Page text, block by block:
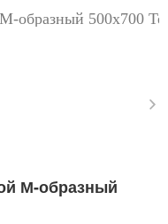
М-образный